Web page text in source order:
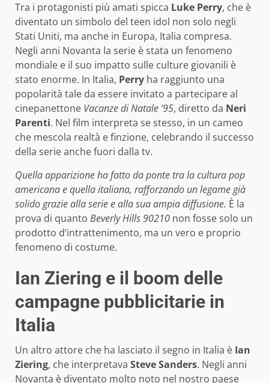
Tra i protagonisti più amati spicca Luke Perry, che è
diventato un simbolo del teen idol non solo negli
Stati Uniti, ma anche in Europa, Italia compresa.
Negli anni Novanta la serie è stata un fenomeno
mondiale e il suo impatto sulle culture giovanili è
stato enorme. In Italia, Perry ha raggiunto una
popolarità tale da essere invitato a partecipare al
cinepanettone Vacanze di Natale ’95, diretto da Neri
Parenti. Nel film interpreta se stesso, in un cameo
che mescola realtà e finzione, celebrando il successo
della serie anche fuori dalla tv.
Quella apparizione ha fatto da ponte tra la cultura pop
americana e quella italiana, rafforzando un legame già
solido grazie alla serie e alla sua ampia diffusione. È la
prova di quanto Beverly Hills 90210 non fosse solo un
prodotto d’intrattenimento, ma un vero e proprio
fenomeno di costume.
Ian Ziering e il boom delle
campagne pubblicitarie in
Italia
Un altro attore che ha lasciato il segno in Italia è Ian
Ziering, che interpretava Steve Sanders. Negli anni
Novanta è diventato molto noto nel nostro paese